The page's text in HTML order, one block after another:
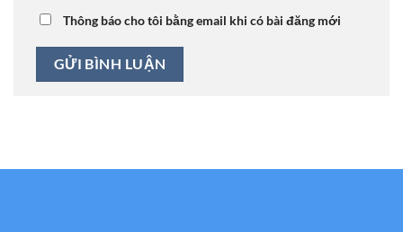
Thông báo cho tôi bằng email khi có bài đăng mới